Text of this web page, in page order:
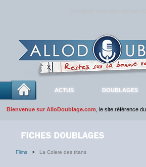
ACTUS DOUBLAGES
Bienvenue sur AlloDoublage.com , le site référence
Films > La Colere des titans